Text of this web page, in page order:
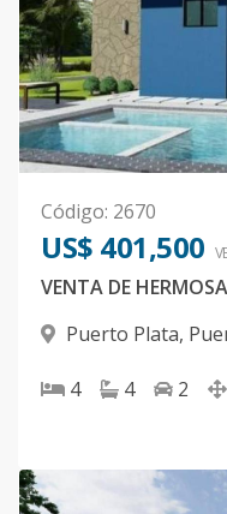
Código: 2670
US$ 401,500
VENTA DE
Puerto Plata,
4 4 2